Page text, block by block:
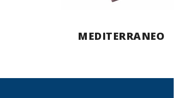
MEDITERRANEO